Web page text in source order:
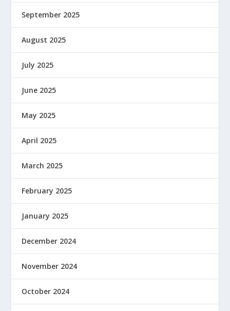
September 2025
August 2025
July 2025
June 2025
May 2025
April 2025
March 2025
February 2025
January 2025
December 2024
November 2024
October 2024